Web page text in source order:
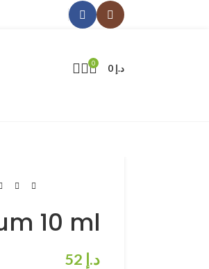
0 د.إ
10 ml
د.إ